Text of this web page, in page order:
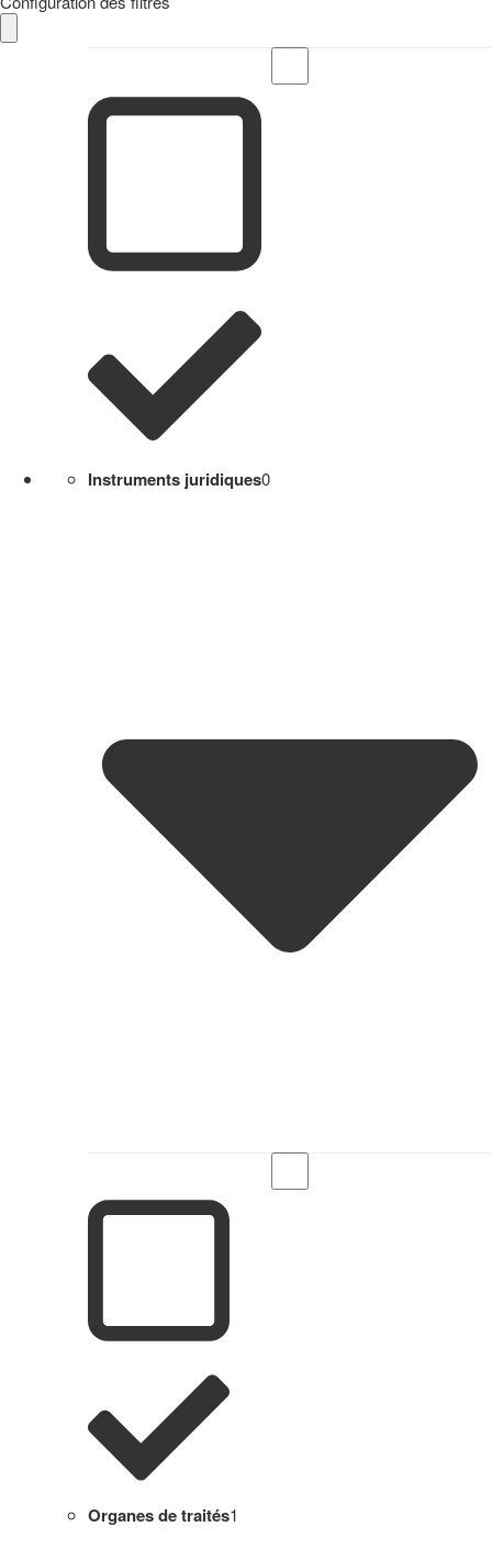
Instruments juridiques0
Organes de traités1